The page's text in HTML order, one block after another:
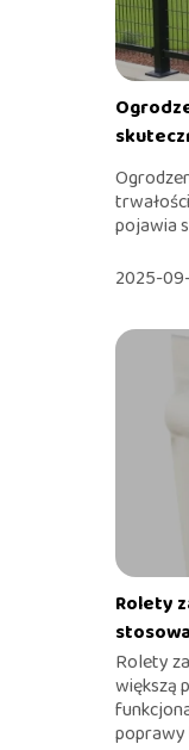
pojawia
2025-
Rolety
Rolety
większą
poprawy